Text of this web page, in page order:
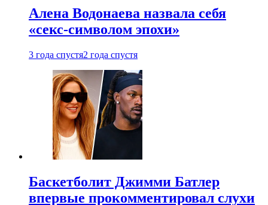
Алена Водонаева назвала себя
«секс-символом эпохи»
3 года спустя2 года спустя
Баскетболит Джимми Батлер
впервые прокомментировал слухи